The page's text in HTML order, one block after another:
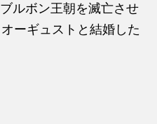
ルボン王朝を滅亡させ
ーギュストと結婚した